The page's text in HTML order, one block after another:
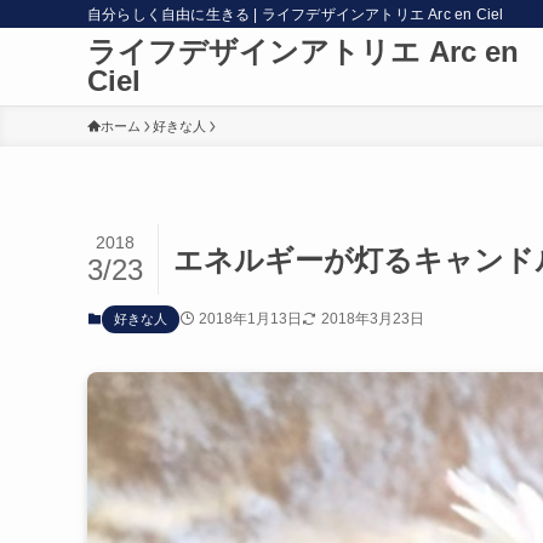
自分らしく自由に生きる | ライフデザインアトリエ Arc en Ciel
ライフデザインアトリエ Arc en
Ciel
ホーム 好きな人
エネルギーが灯るキャンド
2018
3/23
好きな人 2018年1月13日 2018年3月23日